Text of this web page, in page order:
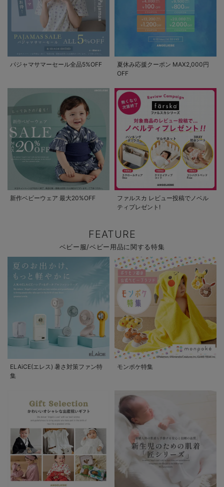
パジャマサマーセール全品5%OFF
夏休み応援クーポン MAX2,000円
OFF
新作ベビーウェア 最大20%OFF
ファルスカ レビュー投稿でノベル
ティプレゼント!
FEATURE
ベビー服/ベビー用品に関する特集
ELAiCE(エレス) 暑さ対策ファン特
集
モンポケ特集